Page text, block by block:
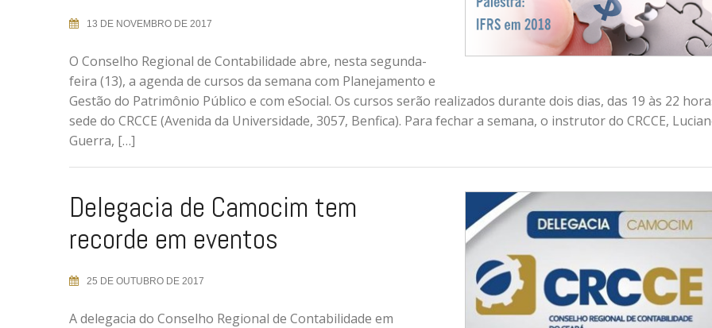
13 DE NOVEMBRO DE 2017
O Conselho Regional de Contabilidade abre, nesta segunda-
feira (13), a agenda de cursos da semana com Planejamento e
Gestão do Patrimônio Público e com eSocial. Os cursos serão realizados durante dois dias, das 19 às 22
sede do CRCCE (Avenida da Universidade, 3057, Benfica). Para fechar a semana, o instrutor do CRCCE,
Guerra, […]
Delegacia de Camocim tem
recorde em eventos
25 DE OUTUBRO DE 2017
A delegacia do Conselho Regional de Contabilidade em